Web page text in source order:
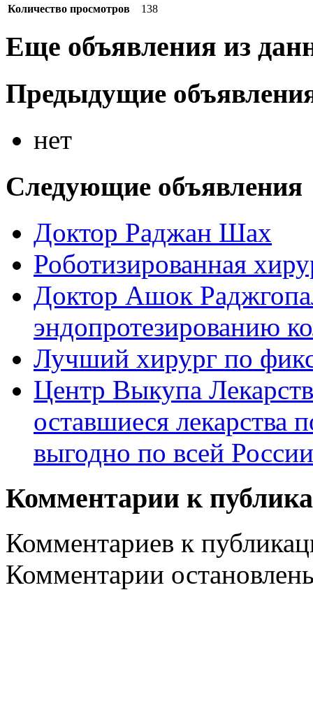
Количество просмотров
138
Еще объявления из
Предыдущие
нет
Следующие объявления
Доктор Раджан Шах
Роботизированная
Доктор Ашок
эндопротезированию
Лучший хирург по
Центр Выкупа
оставшиеся лекарства
выгодно по всей России
Комментарии к
Комментариев к
Комментарии